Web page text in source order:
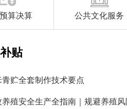
算决算 公共文化服务
贴
青贮全套制作技术要点
养殖安全生产全指南｜规避养殖